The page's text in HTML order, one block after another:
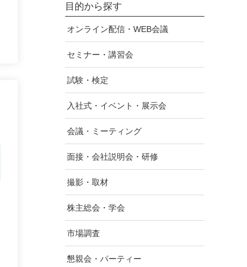
目的から探す
オンライン配信・WEB会議
セミナー・講習会
試験・検定
入社式・イベント・展示会
会議・ミーティング
面接・会社説明会・研修
撮影・取材
株主総会・学会
市場調査
懇親会・パーティー